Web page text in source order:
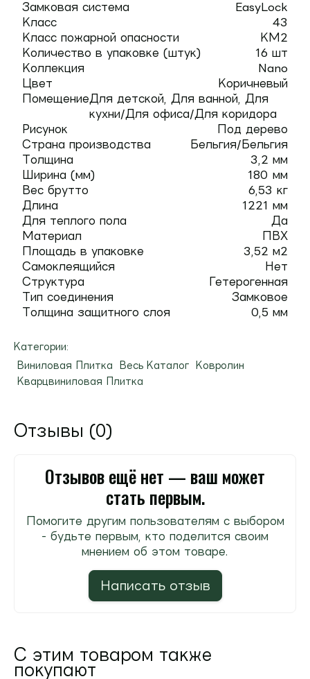
Замковая система
EasyLock
Класс
43
Класс пожарной опасности
КМ2
Количество в упаковке (штук)
16 шт
Коллекция
Nano
Цвет
Коричневый
ПомещениеДля детской, Для ванной, Для
кухни/Для офиса/Для коридора
Рисунок
Под дерево
Страна производства
Бельгия/Бельгия
Толщина
3,2 мм
Ширина (мм)
180 мм
Вес брутто
6,53 кг
Длина
1221 мм
Для теплого пола
Да
Материал
ПВХ
Площадь в упаковке
3,52 м2
Самоклеящийся
Нет
Структура
Гетерогенная
Тип соединения
Замковое
Толщина защитного слоя
0,5 мм
Категории:
Виниловая Плитка
Весь Каталог
Ковролин
Кварцвиниловая Плитка
Отзывы (0)
Отзывов ещё нет — ваш может
стать первым.
Помогите другим пользователям с выбором
- будьте первым, кто поделится своим
мнением об этом товаре.
Написать отзыв
С этим товаром также
покупают